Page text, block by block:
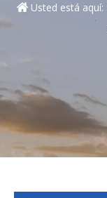
Usted está aquí: